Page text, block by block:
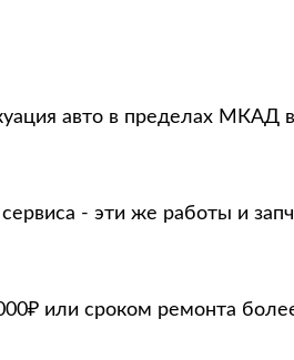
авто в пределах МКАД
- эти же работы и
или сроком ремонта